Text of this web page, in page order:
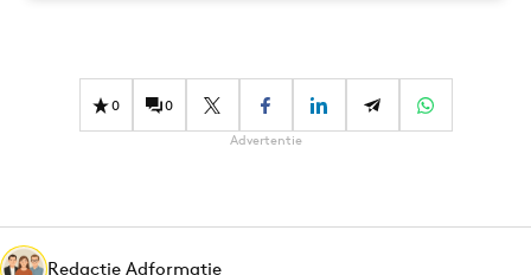
Effectiviteit
Gedragsverandering
Martech
Media
0 0
Advertentie
Redactie Adformatie